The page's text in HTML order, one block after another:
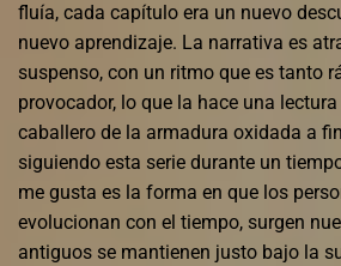
fluía, cada capítulo era un nuevo
nuevo aprendizaje. La narrativa es
suspenso, con un ritmo que es tanto
provocador, lo que la hace una
caballero de la armadura oxidada a
siguiendo esta serie durante un
me gusta es la forma en que los
evolucionan con el tiempo, surgen
antiguos se mantienen justo bajo la